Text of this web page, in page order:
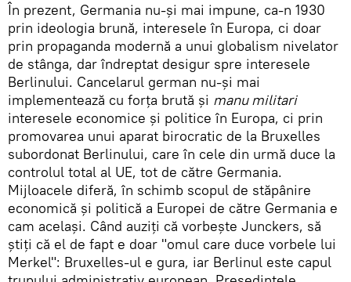
În prezent, Germania nu-și mai impune, ca-n 1930
prin ideologia brună, interesele în Europa, ci doar
prin propaganda modernă a unui globalism nivelator
de stânga, dar îndreptat desigur spre interesele
Berlinului. Cancelarul german nu-și mai
implementează cu forța brută și manu militari
interesele economice și politice în Europa, ci prin
promovarea unui aparat birocratic de la Bruxelles
subordonat Berlinului, care în cele din urmă duce la
controlul total al UE, tot de către Germania.
Mijloacele diferă, în schimb scopul de stăpânire
economică și politică a Europei de către Germania e
cam același. Când auziți că vorbește Junckers, să
știți că el de fapt e doar "omul care duce vorbele lui
Merkel": Bruxelles-ul e gura, iar Berlinul este capul